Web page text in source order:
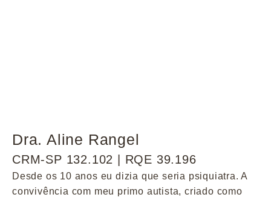
Dra. Aline Rangel
CRM-SP 132.102 | RQE 39.196
Desde os 10 anos eu dizia que seria psiquiatra. A
convivência com meu primo autista, criado como